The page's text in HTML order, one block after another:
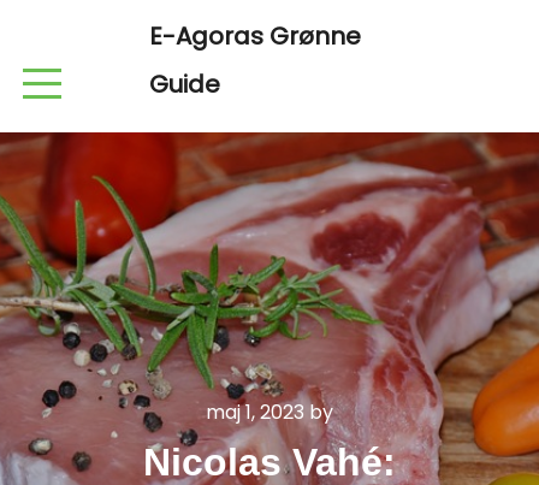
E-Agoras Grønne
Guide
maj 1, 2023 by
Nicolas Vahé: